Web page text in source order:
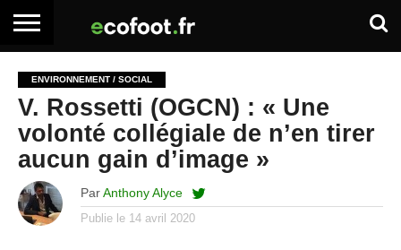
ARTICLES
PREMIUM
ADHÉSION
PREMIUM
SE
CONNECTER
EMPLOI
BOITE
À
OUTILS
ENVIRONNEMENT / SOCIAL
V. Rossetti (OGCN) : « Une
volonté collégiale de n’en tirer
aucun gain d’image »
Par Anthony Alyce
Publie le 14 avril 2020